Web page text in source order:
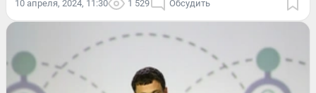
10 апреля, 2024, 11:30 1 529 Обсудить